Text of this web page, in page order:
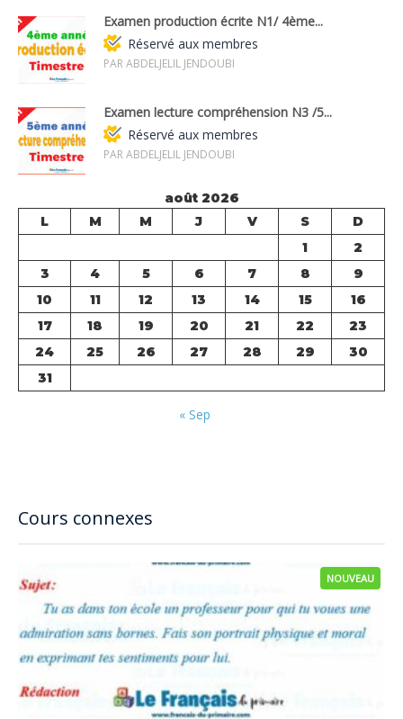
Cours connexes
NOUVEAU
Examen production écrite N1/ 4ème...
Réservé aux membres
PAR ABDELJELIL JENDOUBI
Examen lecture compréhension N3 /5...
Réservé aux membres
PAR ABDELJELIL JENDOUBI
août 2026
L
M M J V S
D
1
2
3
4 5 6 7 8
9
10
11 12 13 14 15
16
17
18 19 20 21 22
23
24
25 26 27 28 29
30
31
« Sep